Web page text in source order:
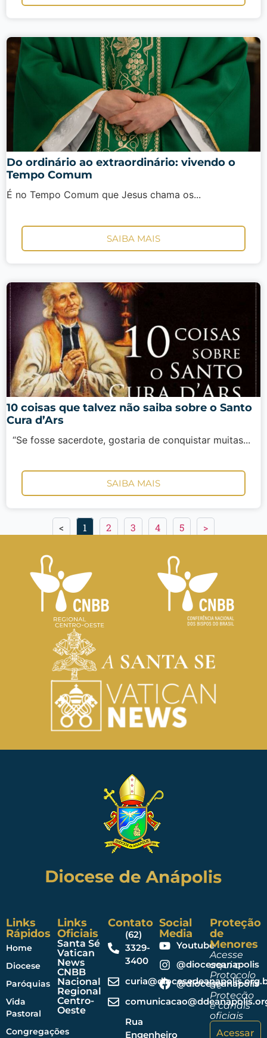
Do ordinário ao extraordinário: vivendo o
Tempo Comum
É no Tempo Comum que Jesus chama os...
SAIBA MAIS
10 coisas que talvez não saiba sobre o Santo
Cura d’Ars
“Se fosse sacerdote, gostaria de conquistar muitas...
SAIBA MAIS
< 1 2 3 4 5 >
Links
Rápidos
Home
Diocese
Paróquias
Vida
Pastoral
Congregações
Links
Oficiais
Santa Sé
Vatican
News
CNBB
Nacional
Regional
Centro-
Oeste
Contato
(62)
3329-
3400
Rua
Engenheiro
Social
Media
Youtube
@dioceseanapolis
@dioceseanapolis
Proteção
de
Menores
Acesse
aqui o
Protocolo
de
Proteção
e canais
oficiais
Acessar